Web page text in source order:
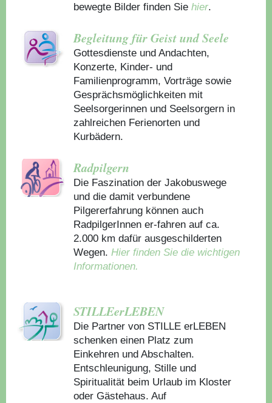
bewegte Bilder finden Sie hier.
Begleitung für Geist und Seele
Gottesdienste und Andachten,
Konzerte, Kinder- und
Familienprogramm, Vorträge sowie
Gesprächsmöglichkeiten mit
Seelsorgerinnen und Seelsorgern in
zahlreichen Ferienorten und
Kurbädern.
Radpilgern
Die Faszination der Jakobuswege
und die damit verbundene
Pilgererfahrung können auch
RadpilgerInnen er-fahren auf ca.
2.000 km dafür ausgeschilderten
Wegen.Hier finden Sie die wichtigen
Informationen.
STILLEerLEBEN
Die Partner von STILLE erLEBEN
schenken einen Platz zum
Einkehren und Abschalten.
Entschleunigung, Stille und
Spiritualität beim Urlaub im Kloster
oder Gästehaus. Auf